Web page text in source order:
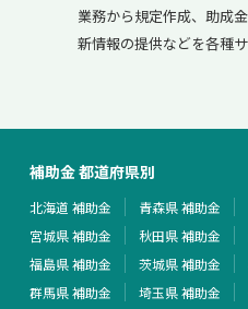
業務から規定作成、助成
新情報の提供などを各種
補助金 都道府県別
北海道 補助金 青森県 補助金
宮城県 補助金
秋田県 補助金
福島県 補助金
茨城県 補助金
群馬県 補助金
埼玉県 補助金